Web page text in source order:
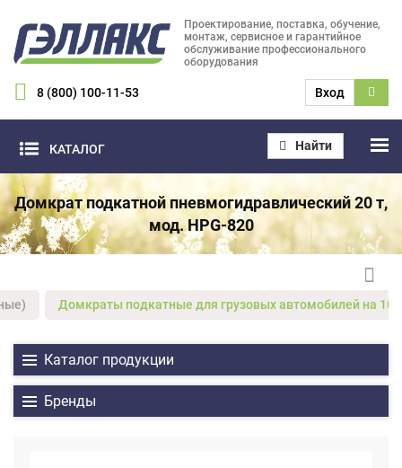
Проектирование, поставка, обучение,
монтаж, сервисное и гарантийное
обслуживание профессионального
оборудования
8 (800) 100-11-53 Вход
КАТАЛОГ Найти
Домкрат подкатной пневмогидравлический 20 т,
мод. HPG-820
Домкраты подкатные для грузовых автомобилей на 10
Каталог продукции
Бренды